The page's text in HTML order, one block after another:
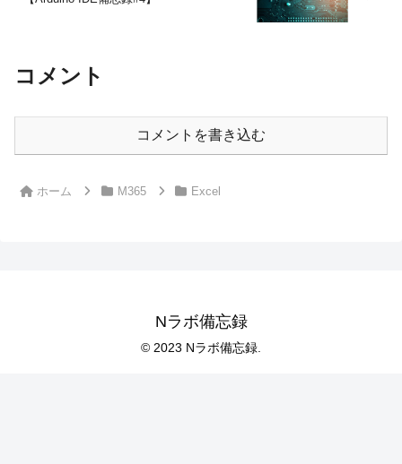
コメント
コメントを書き込む
ホーム M365 Excel
Nラボ備忘録
© 2023 Nラボ備忘録.